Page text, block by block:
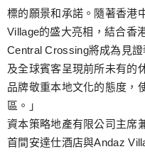
標的願景和承諾。隨著香港
Village的盛大亮相，結合香
Central Crossing將成為見
及全球賓客呈現前所未有的
品牌敬重本地文化的態度，
區。」
資本策略地產有限公司主席
首間安達仕酒店與Andaz